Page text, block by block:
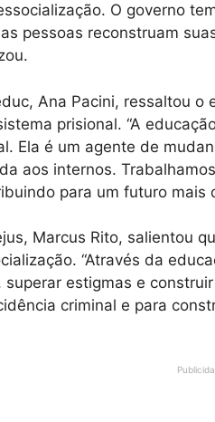
O governo
pessoas reconstruam
Ana Pacini, ressaltou
prisional. “A
Ela é um agente de
aos internos.
para um futuro mais
Marcus Rito, salientou
“Através da
superar estigmas e
criminal e para